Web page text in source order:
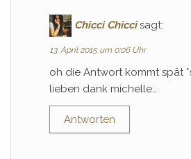
Chicci Chicci sagt:
13. April 2015 um 0:06 Uhr
oh die Antwort kommt spät
lieben dank michelle…
Antworten